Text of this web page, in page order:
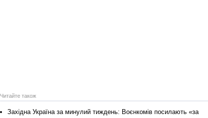
Читайте також
Західна Україна за минулий тиждень: Воєнкомів посилають «за